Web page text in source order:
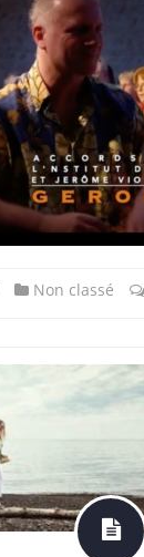
Non classé